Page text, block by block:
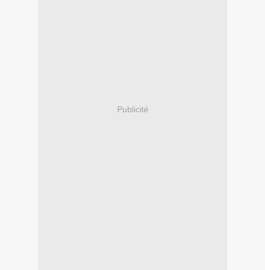
Publicité